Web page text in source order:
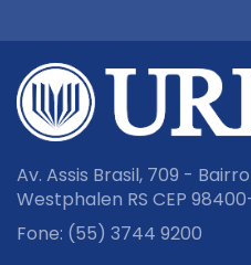
Av. Assis Brasil, 709 -
Westphalen RS CEP
Fone: (55) 3744 9200